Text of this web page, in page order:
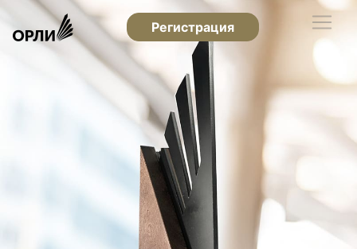
Регистрация